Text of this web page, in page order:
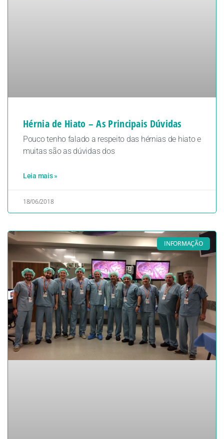
Hérnia de Hiato – As Principais Dúvidas
Pouco tenho falado a respeito das hérnias de hiato e
muitas são as dúvidas dos
Leia mais »
18/06/2018
INFORMAÇÃO